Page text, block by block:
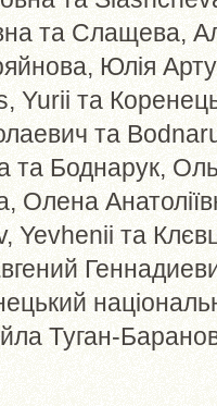
та Слащева,
Юлія
Yuriі та
та
та Боднарук,
Олена
Yevhenii та
Туган-